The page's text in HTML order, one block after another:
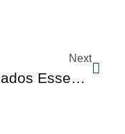
Next
Cuidados Essenciais Com A Pintura Do Seu Carro